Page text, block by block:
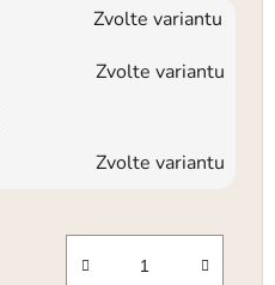
Zvolte variantu
Zvolte variantu
Zvolte variantu